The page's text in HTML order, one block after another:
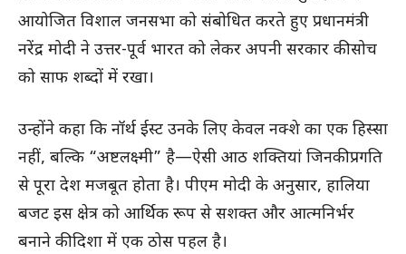
आयोजित विशाल जनसभा को संबोधित करते हुए प्रधानमंत्री
नरेंद्र मोदी ने उत्तर-पूर्व भारत को लेकर अपनी सरकार की सोच
को साफ शब्दों में रखा।
उन्होंने कहा कि नॉर्थ ईस्ट उनके लिए केवल नक्शे का एक हिस्सा
नहीं, बल्कि “अष्टलक्ष्मी” है—ऐसी आठ शक्तियां जिनकी प्रगति
से पूरा देश मजबूत होता है। पीएम मोदी के अनुसार, हालिया
बजट इस क्षेत्र को आर्थिक रूप से सशक्त और आत्मनिर्भर
बनाने की दिशा में एक ठोस पहल है।